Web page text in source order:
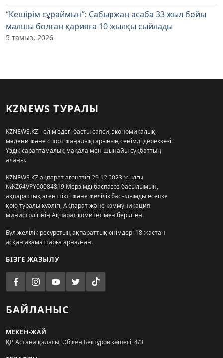
“Кешірім сұраймын”: Сабыржан асаба 33 жыл бойы
малшы болған қарияға 10 жылқы сыйлады
5 тамыз, 2026
KZNEWS ТУРАЛЫ
KZNEWS.KZ - еліміздегі басты саяси, экономикалық,
мәдени және спорт жаңалықтарының сенімді дереккөзі.
Үздік сараптамалық мақала мен шынайы сұқбаттың
алаңы.
KZNEWS.KZ ақпарат агенттігі 29.12.2023 жылғы
№KZ64VPY00084819 Мерзімді баспасөз басылымын,
ақпараттық агенттікті және желілік басылымды есепке
қою туралы куәлігі, Ақпарат және коммуникация
министрлігінің Ақпарат комитетімен берілген.
Бұл желілік ресурстың ақпараттық өнімдері 18 жастан
асқан азаматтарға арналған.
БІЗГЕ ЖАЗЫЛУ
БАЙЛАНЫС
МЕКЕН-ЖАЙ
ҚР, Астана қаласы, Әбікен Бектұров көшесі, 4/3